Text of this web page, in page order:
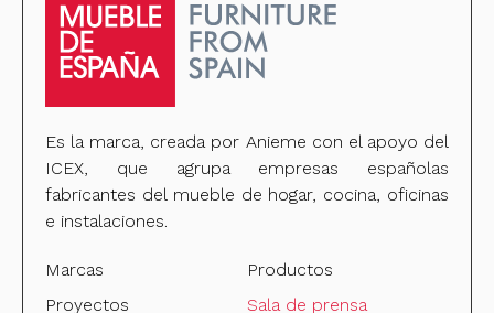
Es la marca, creada por Anieme con el apoyo del
ICEX, que agrupa empresas españolas
fabricantes del mueble de hogar, cocina, oficinas
e instalaciones.
Marcas
Productos
Proyectos
Sala de prensa